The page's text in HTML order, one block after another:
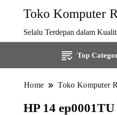
Toko Komputer
Selalu Terdepan dalam
Top
Home Toko Komputer
HP 14